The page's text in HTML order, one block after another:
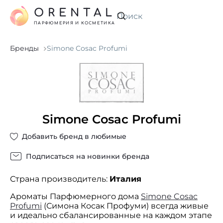
Искать
ORENTAL
ПАРФЮМЕРИЯ И КОСМЕТИКА
Бренды Simone Cosac Profumi
Simone Cosac Profumi
Добавить бренд в любимые
Подписаться на новинки бренда
Страна производитель: Италия
Ароматы Парфюмерного дома Simone Cosac
Profumi (Симона Косак Профуми) всегда живые
и идеально сбалансированные на каждом этапе